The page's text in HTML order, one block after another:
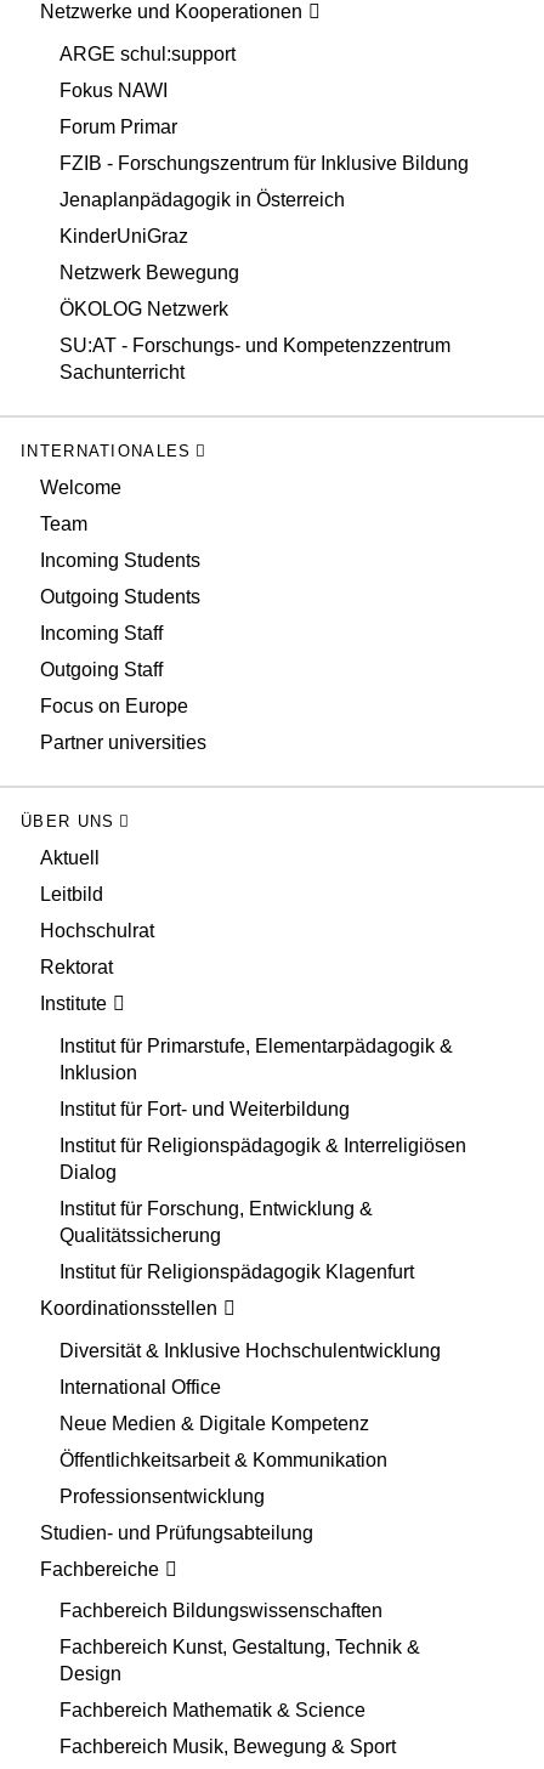
Netzwerke und Kooperationen
ARGE schul:support
Fokus NAWI
Forum Primar
FZIB - Forschungszentrum für Inklusive Bildung
Jenaplanpädagogik in Österreich
KinderUniGraz
Netzwerk Bewegung
ÖKOLOG Netzwerk
SU:AT - Forschungs- und Kompetenzzentrum
Sachunterricht
INTERNATIONALES
Welcome
Team
Incoming Students
Outgoing Students
Incoming Staff
Outgoing Staff
Focus on Europe
Partner universities
ÜBER UNS
Aktuell
Leitbild
Hochschulrat
Rektorat
Institute
Institut für Primarstufe, Elementarpädagogik &
Inklusion
Institut für Fort- und Weiterbildung
Institut für Religionspädagogik & Interreligiösen
Dialog
Institut für Forschung, Entwicklung &
Qualitätssicherung
Institut für Religionspädagogik Klagenfurt
Koordinationsstellen
Diversität & Inklusive Hochschulentwicklung
International Office
Neue Medien & Digitale Kompetenz
Öffentlichkeitsarbeit & Kommunikation
Professionsentwicklung
Studien- und Prüfungsabteilung
Fachbereiche
Fachbereich Bildungswissenschaften
Fachbereich Kunst, Gestaltung, Technik &
Design
Fachbereich Mathematik & Science
Fachbereich Musik, Bewegung & Sport